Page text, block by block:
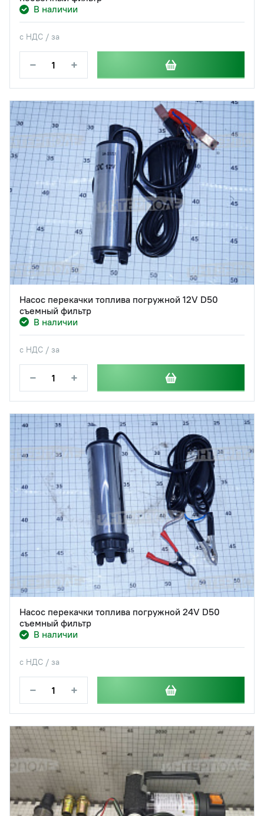
В наличии
с НДС / за
− +
Насос перекачки топлива погружной 12V D50
съемный фильтр
В наличии
с НДС / за
− +
Насос перекачки топлива погружной 24V D50
съемный фильтр
В наличии
с НДС / за
− +